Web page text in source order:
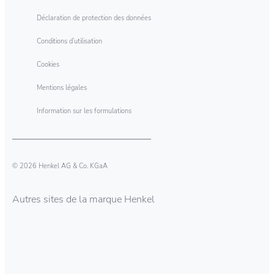
Déclaration de protection des données
Conditions d’utilisation
Cookies
Mentions légales
Information sur les formulations
© 2026 Henkel AG & Co. KGaA
Autres sites de la marque Henkel